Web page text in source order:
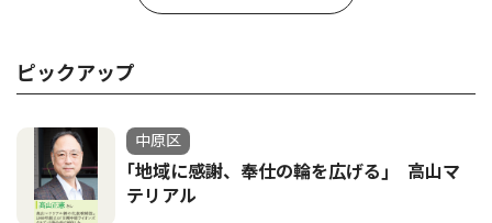
ピックアップ
中原区
｢地域に感謝、奉仕の輪を広げる｣ 高山マ
テリアル